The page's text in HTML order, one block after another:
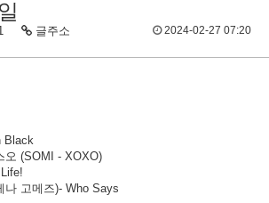
글주소 2024-02-27 07:20
Black
오 (SOMI - XOXO)
나 고메즈)- Who Says